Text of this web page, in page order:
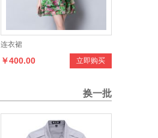
连衣裙
立即购买
￥400.00
换一批